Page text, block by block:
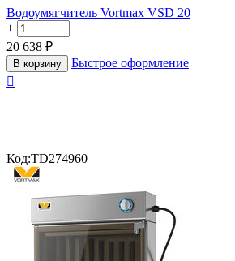
Водоумягчитель Vortmax VSD 20
+
−
20 638 ₽
В корзину
Быстрое оформление

Код:TD274960